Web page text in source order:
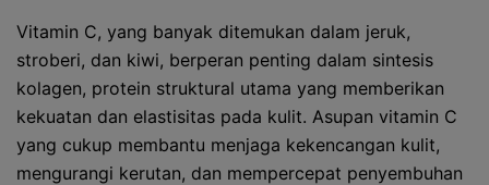
Vitamin C, yang banyak ditemukan dalam jeruk,
stroberi, dan kiwi, berperan penting dalam sintesis
kolagen, protein struktural utama yang memberikan
kekuatan dan elastisitas pada kulit. Asupan vitamin C
yang cukup membantu menjaga kekencangan kulit,
mengurangi kerutan, dan mempercepat penyembuhan